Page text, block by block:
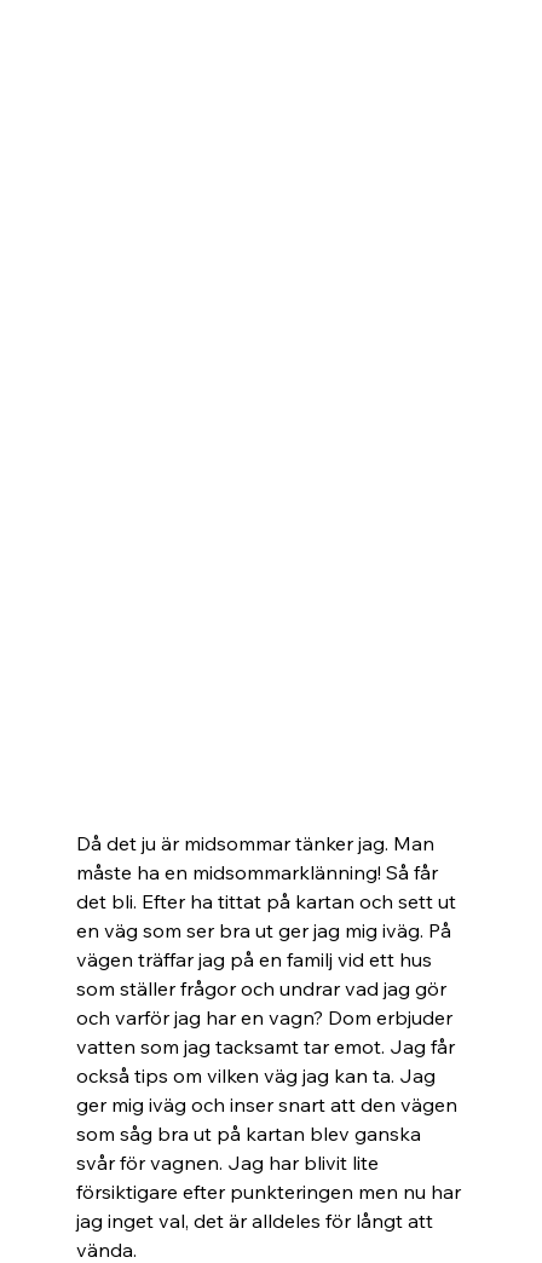
Då det ju är midsommar tänker jag. Man
måste ha en midsommarklänning! Så får
det bli. Efter ha tittat på kartan och sett ut
en väg som ser bra ut ger jag mig iväg. På
vägen träffar jag på en familj vid ett hus
som ställer frågor och undrar vad jag gör
och varför jag har en vagn? Dom erbjuder
vatten som jag tacksamt tar emot. Jag får
också tips om vilken väg jag kan ta. Jag
ger mig iväg och inser snart att den vägen
som såg bra ut på kartan blev ganska
svår för vagnen. Jag har blivit lite
försiktigare efter punkteringen men nu har
jag inget val, det är alldeles för långt att
vända.